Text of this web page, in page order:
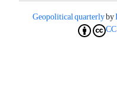
Geopolitical quarterlyby